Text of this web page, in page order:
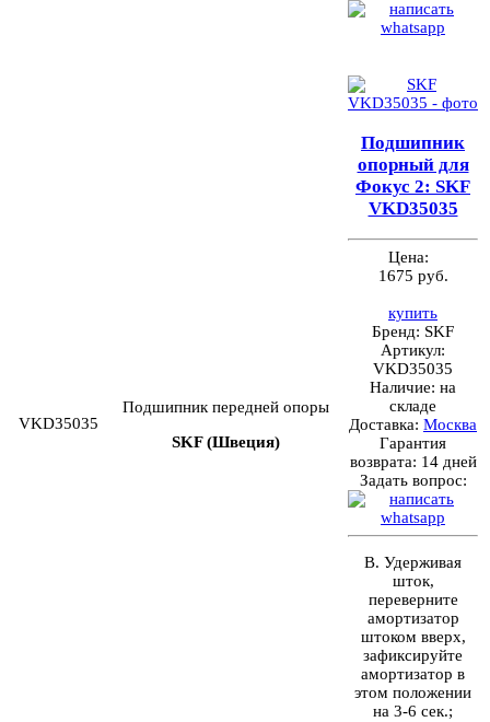
VKD35035
Подшипник передней опоры
SKF (Швеция)
Подшипник
опорный для
Фокус 2: SKF
VKD35035
Цена:
1675 руб.
купить
Бренд: SKF
Артикул:
VKD35035
Наличие: на
складе
Доставка: Москва
Гарантия
возврата: 14 дней
Задать вопрос:
В. Удерживая
шток,
переверните
амортизатор
штоком вверх,
зафиксируйте
амортизатор в
этом положении
на 3-6 сек.;